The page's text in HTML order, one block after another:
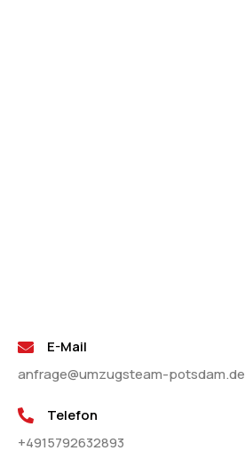
E-Mail
anfrage@umzugsteam-potsdam.de
Telefon
+4915792632893